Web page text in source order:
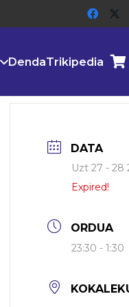
DendaTrikipedia
DATA
Uzt 27 - 28
Expired!
ORDUA
23:30 - 1:30